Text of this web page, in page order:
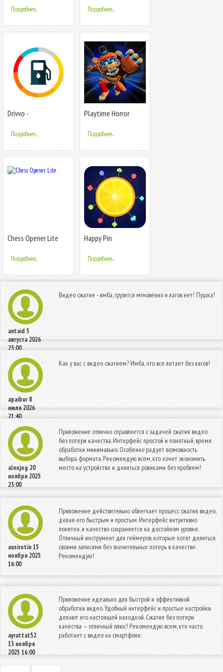
видео и фото
Подробнее... Подробнее...
Drivvo -
расходы и доходы
на авто
Подробнее...
Playtime Horror
Подробнее...
Chess Opener Lite
Подробнее...
Happy Pin
Подробнее...
antaid 5
августа 2026
23:00
Видео сжатие - имба, грузится мгновенно и лагов нет! Пушка!
apaibur 8
июля 2026
21:40
Как у вас с видео сжатием? Имба, что все летает без лагов!
alexjog 20
ноября 2025
23:00
Приложение отлично справляется с задачей сжатия видео
без потери качества. Интерфейс простой и понятный, время
обработки минимально. Особенно радует возможность
выбора формата. Рекомендую всем, кто хочет экономить
место на устройстве и делиться роликами без проблем!
ausirotin15
ноября 2025
16:00
Приложение действительно облегчает процесс сжатия видео,
делая его быстрым и простым. Интерфейс интуитивно
понятен, и качество сохраняется на достойном уровне.
Отличный инструмент для геймеров, которые хотят делиться
своими записями без значительных потерь в качестве.
Рекомендую!
ayrattat52
13 ноября
2025 16:00
Приложение идеально для быстрой и эффективной
обработки видео. Удобный интерфейс и простые настройки
делают его настоящей находкой. Сжатие без потери
качества — отличный плюс! Рекомендую всем, кто часто
работает с видео на смартфоне.